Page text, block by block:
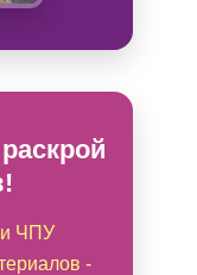
ЧПУ
-